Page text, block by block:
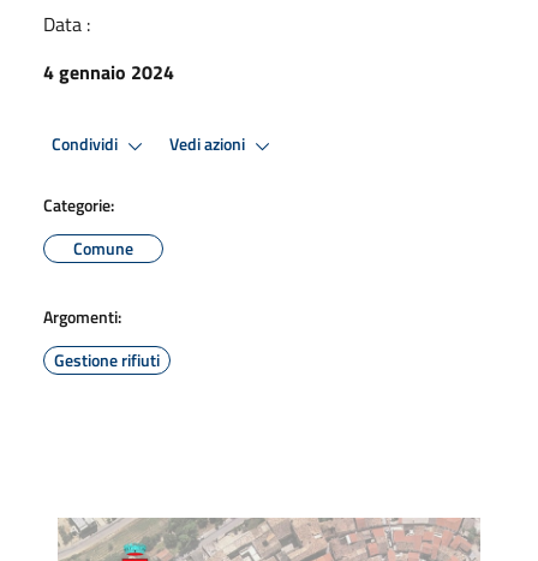
Data :
4 gennaio 2024
Condividi Vedi azioni
Categorie:
Comune
Argomenti:
Gestione rifiuti